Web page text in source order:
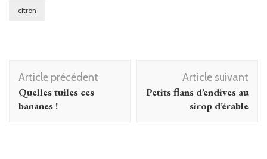
citron
Navigation
d'article
Article précédent
Quelles tuiles ces
bananes !
Article suivant
Petits flans d’endives au
sirop d’érable